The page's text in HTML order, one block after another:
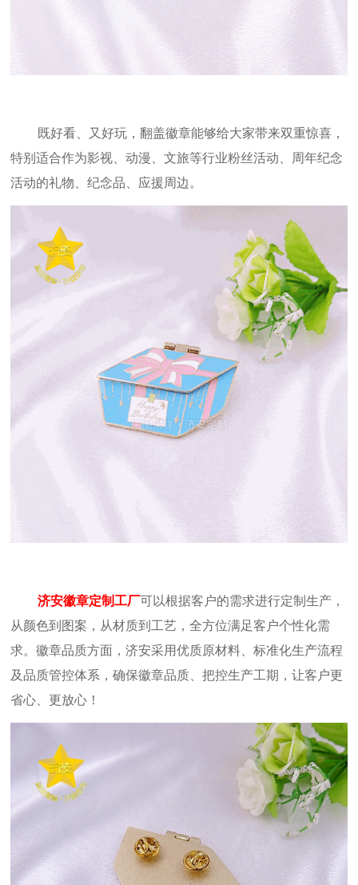
既好看、又好玩，翻盖徽章能够给大家带来双重惊喜，
特别适合作为影视、动漫、文旅等行业粉丝活动、周年纪念
活动的礼物、纪念品、应援周边。
济安徽章定制工厂可以根据客户的需求进行定制生产，
从颜色到图案，从材质到工艺，全方位满足客户个性化需
求。徽章品质方面，济安采用优质原材料、标准化生产流程
及品质管控体系，确保徽章品质、把控生产工期，让客户更
省心、更放心！